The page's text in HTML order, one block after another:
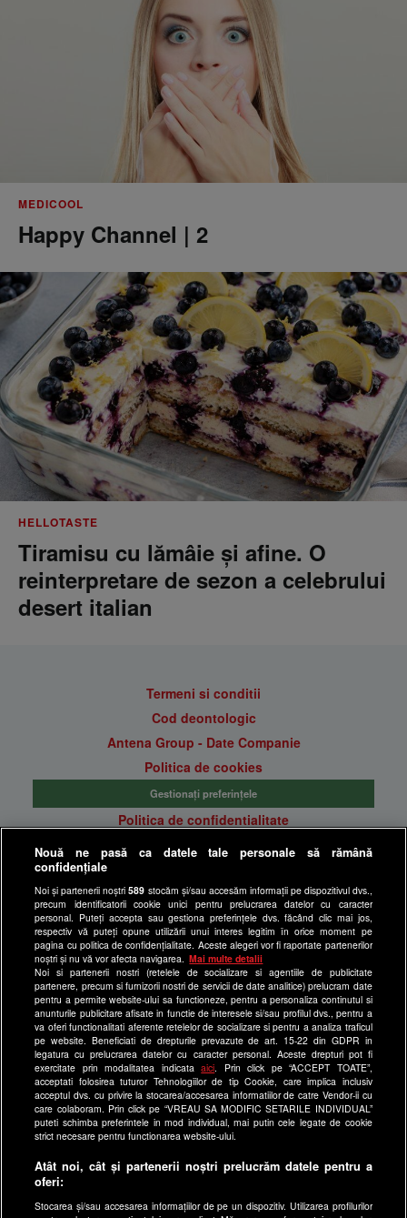
MEDICOOL
Happy Channel | 2
HELLOTASTE
Tiramisu cu lămâie și afine. O
reinterpretare de sezon a celebrului
desert italian
Termeni si conditii
Cod deontologic
Antena Group - Date Companie
Politica de cookies
Gestionați preferințele
Politica de confidentialitate
Anunturi gratuite pe Lajumate.ro
Program Happy Channel
Echipa editorială
Site-uri Antena Group
a1.ro
antenastars.ro
as.ro
catine.ro
chefi.ro
deparinti.ro
medicool.ro
spynews.ro
useit.ro
Nouă ne pasă ca datele tale personale să rămână
confidențiale
Noi și partenerii noștri589 stocăm și/sau accesăm informații pe dispozitivul dvs.,
precum identificatorii cookie unici pentru prelucrarea datelor cu caracter
personal. Puteți accepta sau gestiona preferințele dvs. făcând clic mai jos,
respectiv vă puteți opune utilizării unui interes legitim în orice moment pe
pagina cu politica de confidențialitate. Aceste alegeri vor fi raportate partenerilor
noștri și nu vă vor afecta navigarea.
Mai multe detalii
Noi si partenerii nostri (retelele de socializare si agentiile de publicitate
partenere, precum si furnizorii nostri de servicii de date analitice) prelucram date
pentru a permite website-ului sa functioneze, pentru a personaliza continutul si
anunturile publicitare afisate in functie de interesele si/sau profilul dvs., pentru a
va oferi functionalitati aferente retelelor de socializare si pentru a analiza traficul
pe website. Beneficiati de drepturile prevazute de art. 15-22 din GDPR in
legatura cu prelucrarea datelor cu caracter personal. Aceste drepturi pot fi
exercitate prin modalitatea indicataaici . Prin click pe “ACCEPT TOATE”,
acceptati folosirea tuturor Tehnologiilor de tip Cookie, care implica inclusiv
acceptul dvs. cu privire la stocarea/accesarea informatiilor de catre Vendor-ii cu
care colaboram. Prin click pe “VREAU SA MODIFIC SETARILE INDIVIDUAL”
puteti schimba preferintele in mod individual, mai putin cele legate de cookie
strict necesare pentru functionarea website-ului.
Atât noi, cât și partenerii noștri prelucrăm datele pentru a
oferi:
Stocarea și/sau accesarea informațiilor de pe un dispozitiv. Utilizarea profilurilor